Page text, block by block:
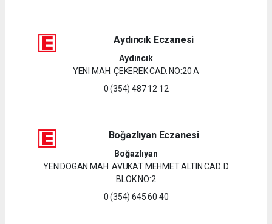
Aydıncık Eczanesi
Aydıncık
YENI MAH. ÇEKEREK CAD. NO:20 A
0 (354) 487 12 12
Boğazlıyan Eczanesi
Boğazlıyan
YENIDOGAN MAH. AVUKAT MEHMET ALTIN CAD. D
BLOK NO:2
0 (354) 645 60 40